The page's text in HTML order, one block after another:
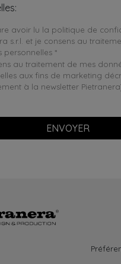
avoir lu la politique de
s.r.l. et je consens au
personnelles *
au traitement de mes
aux fins de marketing
à la newsletter
ENVOYER